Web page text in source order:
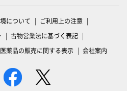
について
ご利用上の注意
古物営業法に基づく表記
医薬品の販売に関する表示 会社案内